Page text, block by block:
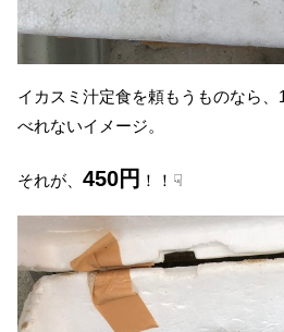
イカスミ汁定食を頼もうものなら
べれないイメージ。
それが、 450円 ！！☟